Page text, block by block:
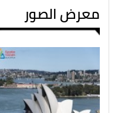
معرض الصور